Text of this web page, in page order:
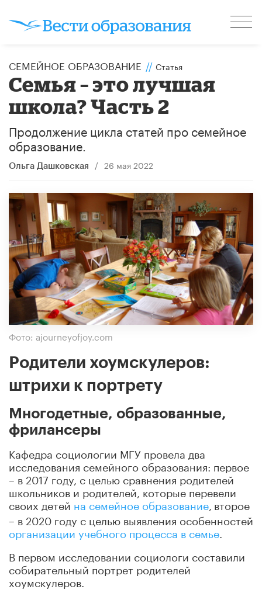
СЕМЕЙНОЕ ОБРАЗОВАНИЕ // Статья
Семья – это лучшая
школа? Часть 2
Продолжение цикла статей про семейное
образование.
Ольга Дашковская / 26 мая 2022
Фото: ajourneyofjoy.com
Родители хоумскулеров:
штрихи к портрету
Многодетные, образованные,
фрилансеры
Кафедра социологии МГУ провела два
исследования семейного образования: первое
– в 2017 году, с целью сравнения родителей
школьников и родителей, которые перевели
своих детей на семейное образование второе
– в 2020 году с целью выявления особенностей
организации учебного процесса в семье
В первом исследовании социологи составили
собирательный портрет родителей
хоумскулеров.